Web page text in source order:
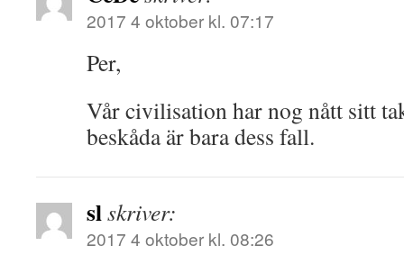
2017 4 oktober kl. 07:17
Per,
Vår civilisation har nog nått sitt
beskåda är bara dess fall.
slskriver:
2017 4 oktober kl. 08:26